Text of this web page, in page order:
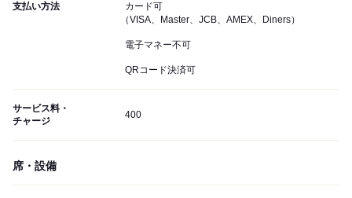
支払い方法
カード可
（VISA、Master、JCB、AMEX、Diners）
電子マネー不可
QRコード決済可
サービス料・
チャージ
400
席・設備